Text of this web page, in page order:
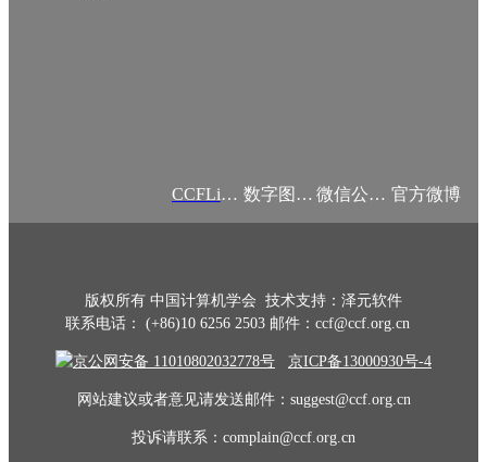
CCFLink APP 数字图书馆 微信公众号 官方微博
版权所有 中国计算机学会 技术支持：泽元软件
联系电话： (+86)10 6256 2503 邮件：ccf@ccf.org.cn
京公网安备 11010802032778号 京ICP备13000930号-4
网站建议或者意见请发送邮件：suggest@ccf.org.cn
投诉请联系：complain@ccf.org.cn